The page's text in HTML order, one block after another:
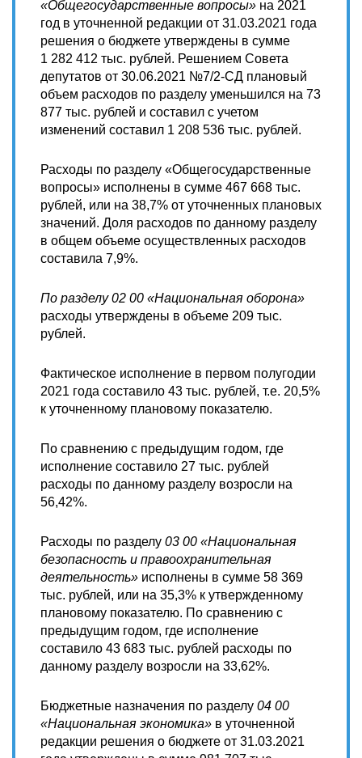
«Общегосударственные вопросы» на 2021
год в уточненной редакции от 31.03.2021 года
решения о бюджете утверждены в сумме
1 282 412 тыс. рублей. Решением Совета
депутатов от 30.06.2021 №7/2-СД плановый
объем расходов по разделу уменьшился на 73
877 тыс. рублей и составил с учетом
изменений составил 1 208 536 тыс. рублей.
Расходы по разделу «Общегосударственные
вопросы» исполнены в сумме 467 668 тыс.
рублей, или на 38,7% от уточненных плановых
значений. Доля расходов по данному разделу
в общем объеме осуществленных расходов
составила 7,9%.
По разделу 02 00 «Национальная оборона»
расходы утверждены в объеме 209 тыс.
рублей.
Фактическое исполнение в первом полугодии
2021 года составило 43 тыс. рублей, т.е. 20,5%
к уточненному плановому показателю.
По сравнению с предыдущим годом, где
исполнение составило 27 тыс. рублей
расходы по данному разделу возросли на
56,42%.
Расходы по разделу 03 00 «Национальная
безопасность и правоохранительная
деятельность» исполнены в сумме 58 369
тыс. рублей, или на 35,3% к утвержденному
плановому показателю. По сравнению с
предыдущим годом, где исполнение
составило 43 683 тыс. рублей расходы по
данному разделу возросли на 33,62%.
Бюджетные назначения по разделу 04 00
«Национальная экономика» в уточненной
редакции решения о бюджете от 31.03.2021